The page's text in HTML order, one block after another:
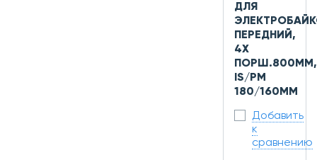
ДЛЯ
ПЕРЕДНИЙ,
4Х
ПОРШ.800ММ,
IS/PM
180/160ММ
Добавить
к
сравнению